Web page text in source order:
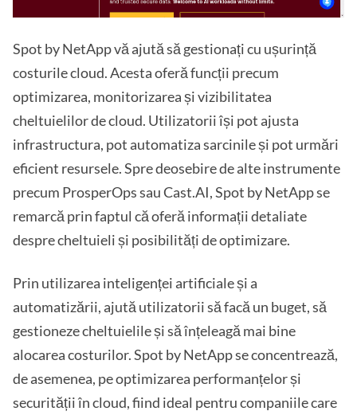
Spot by NetApp vă ajută să gestionați cu ușurință
costurile cloud. Acesta oferă funcții precum
optimizarea, monitorizarea și vizibilitatea
cheltuielilor de cloud. Utilizatorii își pot ajusta
infrastructura, pot automatiza sarcinile și pot urmări
eficient resursele. Spre deosebire de alte instrumente
precum ProsperOps sau Cast.AI, Spot by NetApp se
remarcă prin faptul că oferă informații detaliate
despre cheltuieli și posibilități de optimizare.
Prin utilizarea inteligenței artificiale și a
automatizării, ajută utilizatorii să facă un buget, să
gestioneze cheltuielile și să înțeleagă mai bine
alocarea costurilor. Spot by NetApp se concentrează,
de asemenea, pe optimizarea performanțelor și
securității în cloud, fiind ideal pentru companiile care